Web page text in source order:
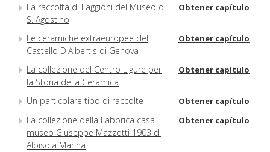
La raccolta di Laggioni del Museo di
S. Agostino
Obtener capítulo
Le ceramiche extraeuropee del
Castello D'Albertis di Genova
Obtener capítulo
La collezione del Centro Ligure per
la Storia della Ceramica
Obtener capítulo
Un particolare tipo di raccolte Obtener capítulo
La collezione della Fabbrica casa
museo Giuseppe Mazzotti 1903 di
Albisola Marina
Obtener capítulo